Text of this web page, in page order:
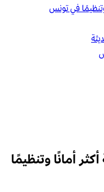
في تونس
أمانًا وتنظيمًا